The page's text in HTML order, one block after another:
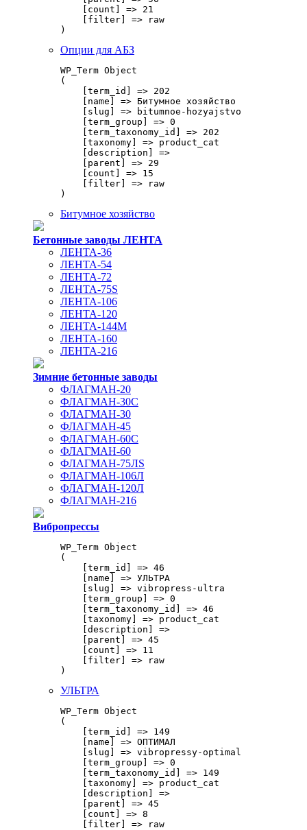
    [count] => 21
    [filter] => raw
Опции для АБЗ
WP_Term Object
(
    [term_id] => 202
    [name] => Битумное хозяйство
    [slug] => bitumnoe-hozyajstvo
    [term_group] => 0
    [term_taxonomy_id] => 202
    [taxonomy] => product_cat
    [description] =>
    [parent] => 29
    [count] => 15
    [filter] => raw
Битумное хозяйство
Бетонные заводы ЛЕНТА
ЛЕНТА-36
ЛЕНТА-54
ЛЕНТА-72
ЛЕНТА-75S
ЛЕНТА-106
ЛЕНТА-120
ЛЕНТА-144М
ЛЕНТА-160
ЛЕНТА-216
Зимние бетонные заводы
ФЛАГМАН-20
ФЛАГМАН-30С
ФЛАГМАН-30
ФЛАГМАН-45
ФЛАГМАН-60С
ФЛАГМАН-60
ФЛАГМАН-75ЛS
ФЛАГМАН-106Л
ФЛАГМАН-120Л
ФЛАГМАН-216
Вибропрессы
WP_Term Object
(
    [term_id] => 46
    [name] => УЛЬТРА
    [slug] => vibropress-ultra
    [term_group] => 0
    [term_taxonomy_id] => 46
    [taxonomy] => product_cat
    [description] =>
    [parent] => 45
    [count] => 11
    [filter] => raw
УЛЬТРА
WP_Term Object
(
    [term_id] => 149
    [name] => ОПТИМАЛ
    [slug] => vibropressy-optimal
    [term_group] => 0
    [term_taxonomy_id] => 149
    [taxonomy] => product_cat
    [description] =>
    [parent] => 45
    [count] => 8
    [filter] => raw